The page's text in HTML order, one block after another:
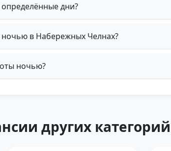
дни?
в Набережных Челнах?
ночью?
других категорий